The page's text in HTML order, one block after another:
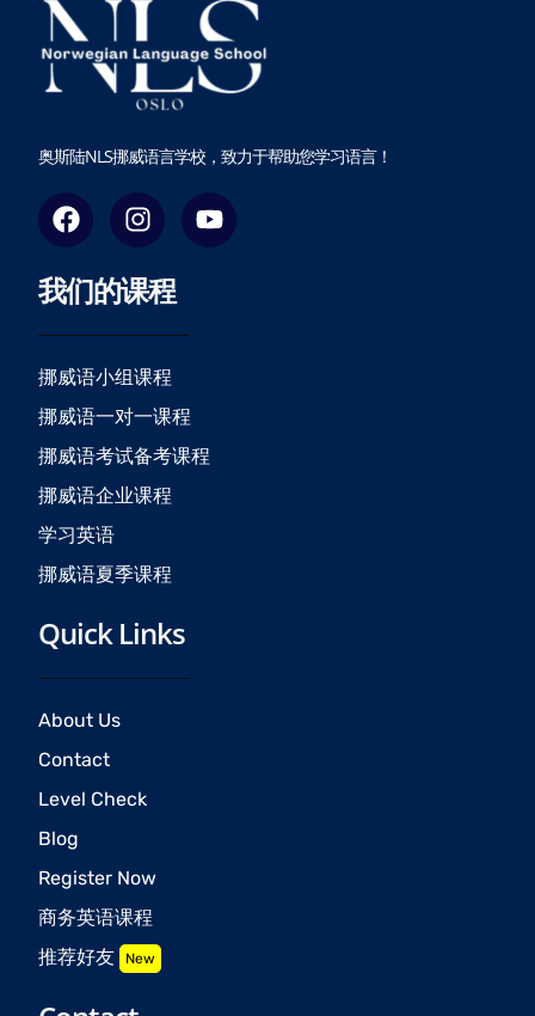
奥斯陆NLS挪威语言学校，致力于帮助您学习语言！
F
a
c
e
b
o
o
k
I
n
s
t
a
g
r
a
m
Y
o
u
我们的课程
挪威语小组课程
挪威语一对一课程
挪威语考试备考课程
挪威语企业课程
学习英语
挪威语夏季课程
Quick Links
About Us
Contact
Level Check
Blog
Register Now
商务英语课程
推荐好友 New